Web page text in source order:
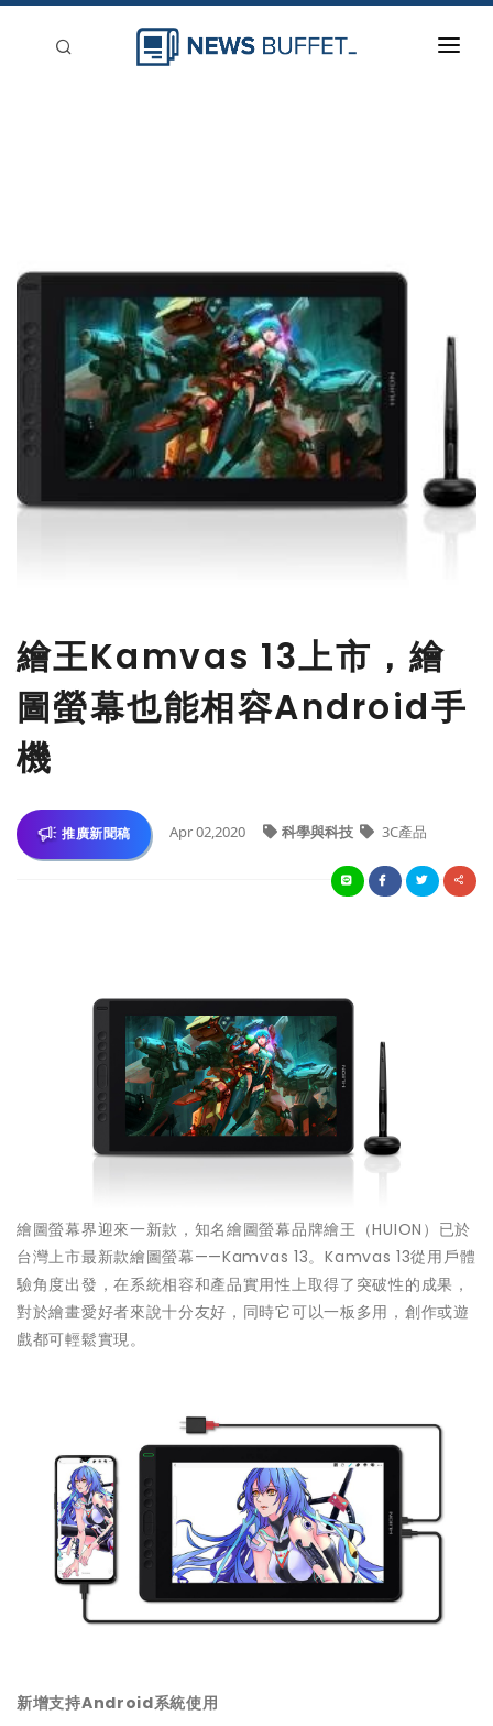
繪王Kamvas 13上市，繪
圖螢幕也能相容Android手
機
推廣新聞稿 Apr 02,2020 科學與科技 3C產品
繪圖螢幕界迎來一新款，知名繪圖螢幕品牌繪王（HUION）已於
台灣上市最新款繪圖螢幕——Kamvas 13。Kamvas 13從用戶體
驗角度出發，在系統相容和產品實用性上取得了突破性的成果，
對於繪畫愛好者來說十分友好，同時它可以一板多用，創作或遊
戲都可輕鬆實現。
新增支持Android系統使用